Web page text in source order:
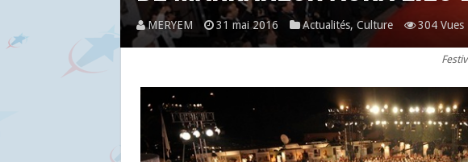
MERYEM 31 mai 2016 Actualités, Culture 304 Vues